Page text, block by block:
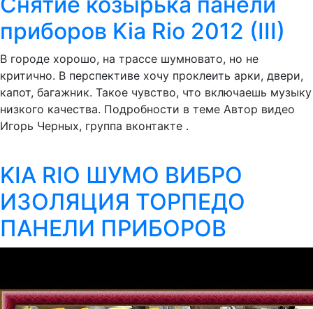
приборов Kia Rio 2012 (III)
В городе хорошо, на трассе шумновато, но не
критично. В перспективе хочу проклеить арки, двери,
капот, багажник. Такое чувство, что включаешь музыку
низкого качества. Подробности в теме Автор видео
Игорь Черных, группа вконтакте .
KIA RIO ШУМО ВИБРО
ИЗОЛЯЦИЯ ТОРПЕДО
ПАНЕЛИ ПРИБОРОВ